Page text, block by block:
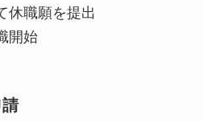
休職願を提出
開始